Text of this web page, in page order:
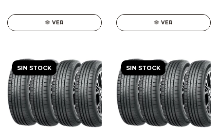
VER VER
SIN STOCK SIN STOCK